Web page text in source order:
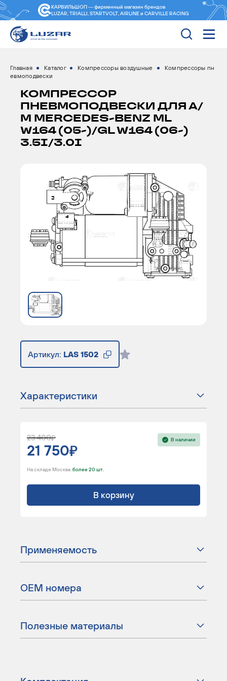
КАРВИЛЬШОП — фирменный магазин брендов
LUZAR, TRIALLI, STARTVOLT, AIRLINE и CARVILLE RACING
Главная Каталог Компрессоры воздушные
Компрессоры пн
евмоподвески
КОМПРЕССОР
ПНЕВМОПОДВЕСКИ ДЛЯ А/
М MERCEDES-BENZ ML
W164 (05-)/GL W164 (06-)
3.5I/3.0I
Артикул: LAS 1502
Характеристики
23 400
21 750
В наличии
На складе Москва :более 20 шт.
В корзину
Применяемость
ОЕМ номера
Полезные материалы